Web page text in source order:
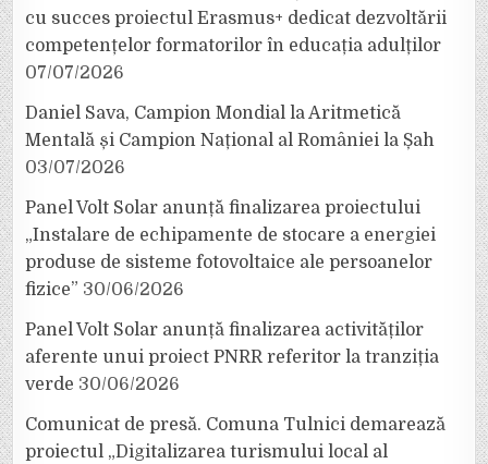
cu succes proiectul Erasmus+ dedicat dezvoltării
competențelor formatorilor în educația adulților
07/07/2026
Daniel Sava, Campion Mondial la Aritmetică
Mentală și Campion Național al României la Șah
03/07/2026
Panel Volt Solar anunță finalizarea proiectului
„Instalare de echipamente de stocare a energiei
produse de sisteme fotovoltaice ale persoanelor
fizice” 30/06/2026
Panel Volt Solar anunță finalizarea activităților
aferente unui proiect PNRR referitor la tranziția
verde 30/06/2026
Comunicat de presă. Comuna Tulnici demarează
proiectul „Digitalizarea turismului local al